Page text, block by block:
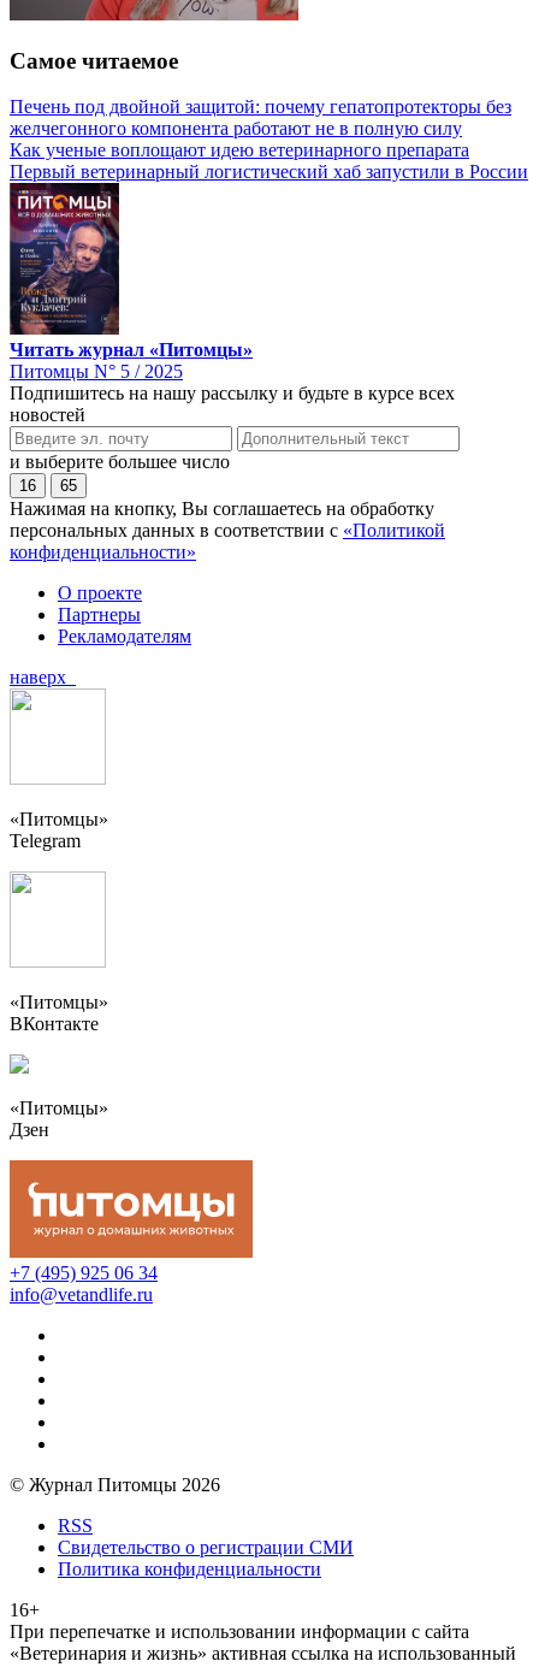
Самое читаемое
Печень под двойной защитой: почему гепатопротекторы без
желчегонного компонента работают не в полную силу
Как ученые воплощают идею ветеринарного препарата
Первый ветеринарный логистический хаб запустили в России
Читать журнал «Питомцы»
Питомцы N° 5 / 2025
Подпишитесь на нашу рассылку и будьте в курсе всех
новостей
и выберите большее число
16 65
Нажимая на кнопку, Вы соглашаетесь на обработку
персональных данных в соответствии с «Политикой
конфиденциальности»
О проекте
Партнеры
Рекламодателям
наверх
«Питомцы»
Telegram
«Питомцы»
ВКонтакте
«Питомцы»
Дзен
+7 (495) 925 06 34
info@vetandlife.ru
© Журнал Питомцы 2026
RSS
Свидетельство о регистрации СМИ
Политика конфиденциальности
16+
При перепечатке и использовании информации с сайта
«Ветеринария и жизнь» активная ссылка на использованный